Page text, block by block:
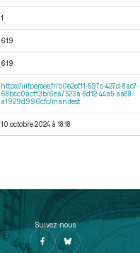
1
619
619
https://iiif.persee.fr/b0e2cf11-597c-427d-8ac7-
68bcc0acf13b/6ea7523a-8d12-44a5-aa88-
a1929d996cfc/manifest
10 octobre 2024 à 18:18
Suivez-nous